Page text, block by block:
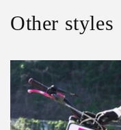
Other styles